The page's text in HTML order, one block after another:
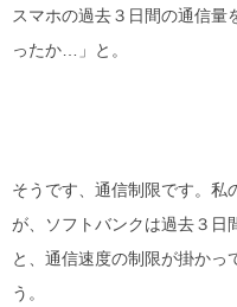
スマホの過去３日間の通信
ったか…」と。
そうです、通信制限です。私
が、ソフトバンクは過去３日
と、通信速度の制限が掛かっ
う。